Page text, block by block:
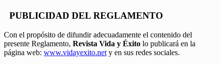
PUBLICIDAD DEL REGLAMENTO
Con el propósito de difundir adecuadamente el contenido del
presente Reglamento, Revista Vida y Éxito lo publicará en la
página web: www.vidayexito.net y en sus redes sociales.